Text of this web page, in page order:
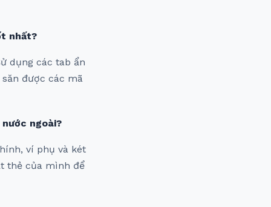
nhất?
dụng các tab ẩn
được các mã
ngoài?
ví phụ và két
thẻ của mình để